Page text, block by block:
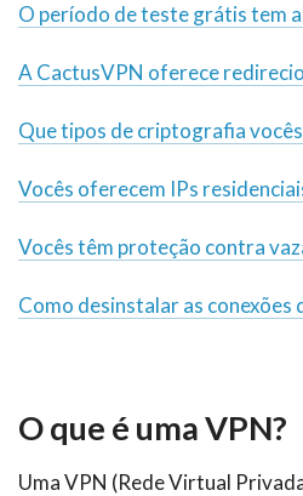
O período de teste grátis tem
A CactusVPN oferece
Que tipos de criptografia vocês
Vocês oferecem IPs
Vocês têm proteção contra
Como desinstalar as conexões
O que é uma VPN?
Uma VPN (Rede Virtual